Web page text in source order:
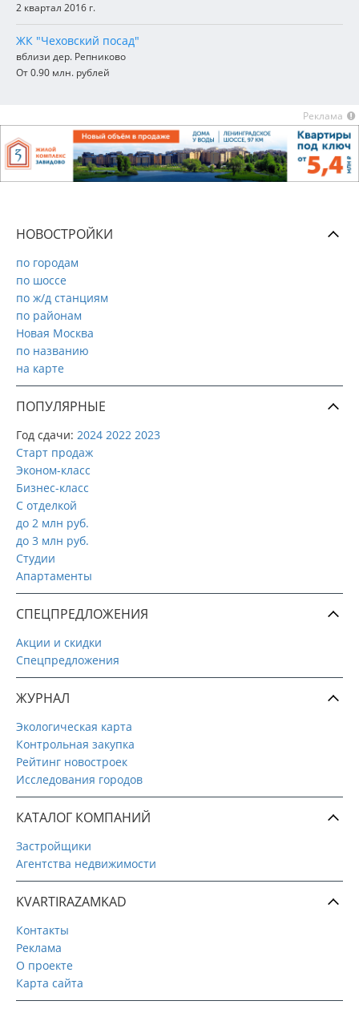
2 квартал 2016 г.
ЖК "Чеховский посад"
вблизи дер. Репниково
От 0.90 млн. рублей
Реклама
НОВОСТРОЙКИ
по городам
по шоссе
по ж/д станциям
по районам
Новая Москва
по названию
на карте
ПОПУЛЯРНЫЕ
Год сдачи: 2024 2022 2023
Старт продаж
Эконом-класс
Бизнес-класс
С отделкой
до 2 млн руб.
до 3 млн руб.
Студии
Апартаменты
СПЕЦПРЕДЛОЖЕНИЯ
Акции и скидки
Спецпредложения
ЖУРНАЛ
Экологическая карта
Контрольная закупка
Рейтинг новостроек
Исследования городов
КАТАЛОГ КОМПАНИЙ
Застройщики
Агентства недвижимости
KVARTIRAZAMKAD
Контакты
Реклама
О проекте
Карта сайта